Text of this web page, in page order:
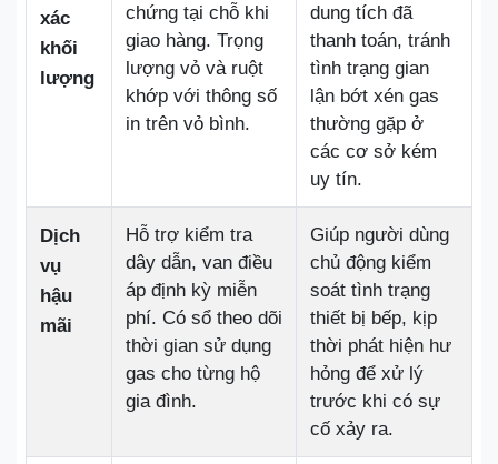
xác
khối
lượng
chứng tại chỗ khi
giao hàng. Trọng
lượng vỏ và ruột
khớp với thông số
in trên vỏ bình.
dung tích đã
thanh toán, tránh
tình trạng gian
lận bớt xén gas
thường gặp ở
các cơ sở kém
uy tín.
Dịch
vụ
hậu
mãi
Hỗ trợ kiểm tra
dây dẫn, van điều
áp định kỳ miễn
phí. Có sổ theo dõi
thời gian sử dụng
gas cho từng hộ
gia đình.
Giúp người dùng
chủ động kiểm
soát tình trạng
thiết bị bếp, kịp
thời phát hiện hư
hỏng để xử lý
trước khi có sự
cố xảy ra.